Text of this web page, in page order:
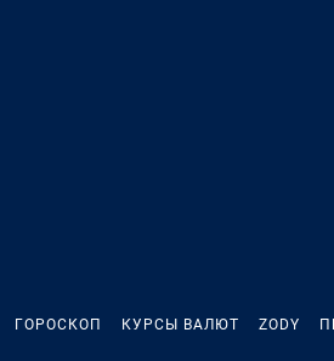
ГОРОСКОП КУРСЫ ВАЛЮТ ZODY